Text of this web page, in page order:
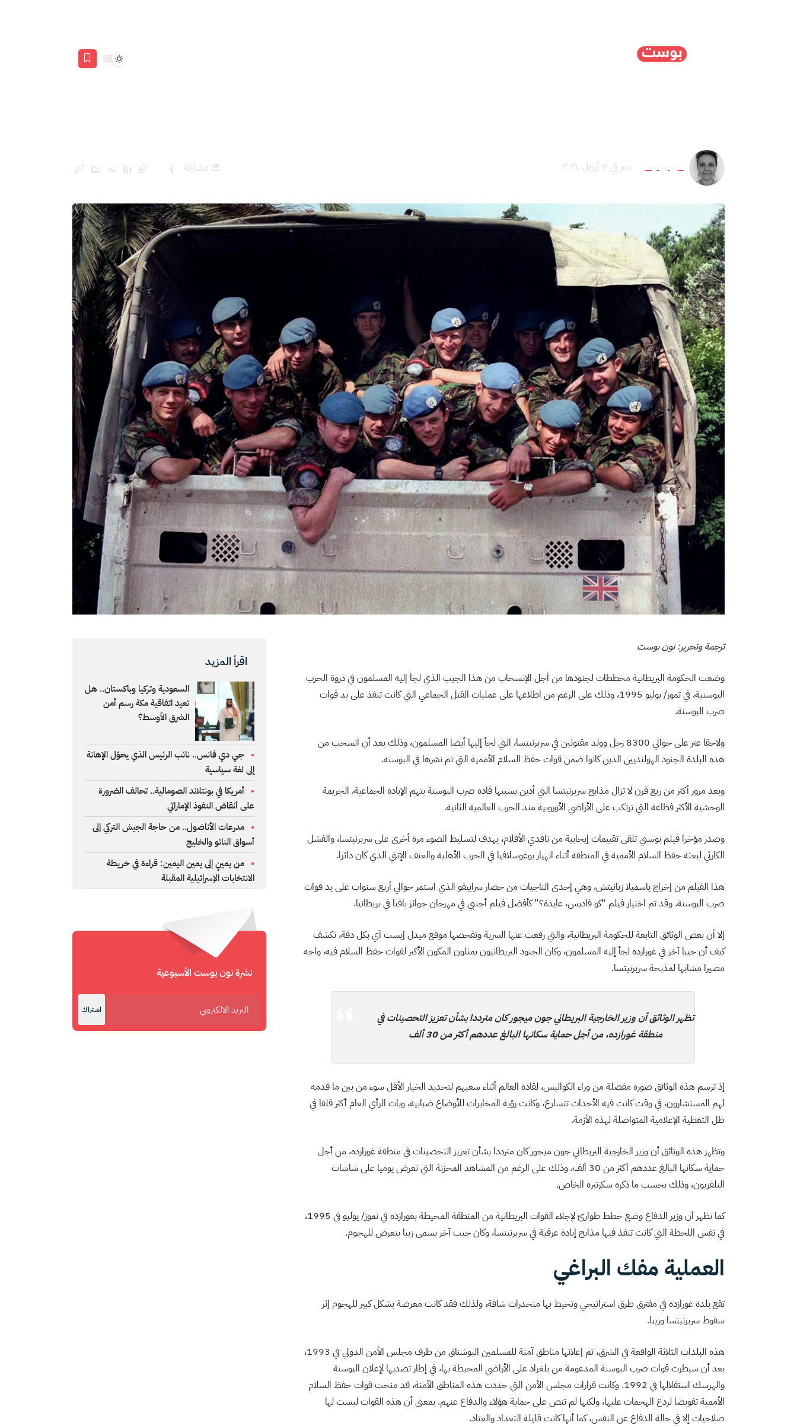
إيلفيرا يوكيتش نشر في ٣ أبريل ,٢٠٢١ مشاركة
ترجمة وتحرير: نون بوست
وضعت الحكومة البريطانية مخططات لجنودها من أجل الإنسحاب من هذا الجيب الذي لجأ إليه المسلمون في ذروة الحرب
البوسنية، في تموز/ يوليو 1995، وذلك على الرغم من اطلاعها على عمليات القتل الجماعي التي كانت تنفذ على يد قوات
صرب البوسنة.
ولاحقا عثر على حوالي 8300 رجل وولد مقتولين في سربرنيتسا، التي لجأ إليها أيضا المسلمون، وذلك بعد أن انسحب من
هذه البلدة الجنود الهولنديين الذين كانوا ضمن قوات حفظ السلام الأممية التي تم نشرها في البوسنة.
وبعد مرور أكثر من ربع قرن لا تزال مذابح سربرنيتسا التي أدين بسببها قادة صرب البوسنة بتهم الإبادة الجماعية، الجريمة
الوحشية الأكثر فظاعة التي ترتكب على الأراضي الأوروبية منذ الحرب العالمية الثانية.
وصدر مؤخرا فيلم بوسني تلقى تقييمات إيجابية من ناقدي الأفلام، يهدف لتسليط الضوء مرة أخرى على سربرنيتسا، والفشل
الكارثي لبعثة حفظ السلام الأممية في المنطقة أثناء انهيار يوغوسلافيا في الحرب الأهلية والعنف الإثني الذي كان دائرا.
هذا الفيلم من إخراج ياسميلا زبانيتش، وهي إحدى الناجيات من حصار سراييفو الذي استمر حوالي أربع سنوات على يد قوات
صرب البوسنة. وقد تم اختيار فيلم “كو فاديس، عايدة؟” كأفضل فيلم أجنبي في مهرجان جوائز بافتا في بريطانيا.
إلا أن بعض الوثائق التابعة للحكومة البريطانية، والتي رفعت عنها السرية وتفحصها موقع ميدل إيست آي بكل دقة، تكشف
كيف أن جيبا آخر في غورازده لجأ إليه المسلمون، وكان الجنود البريطانيون يمثلون المكون الأكبر لقوات حفظ السلام فيه، واجه
مصيرا مشابها لمذبحة سربرنيتسا.
تظهر الوثائق أن وزير الخارجية البريطاني جون ميجور كان مترددا بشأن تعزيز التحصينات في
منطقة غورازده، من أجل حماية سكانها البالغ عددهم أكثر من 30 ألف
إذ ترسم هذه الوثائق صورة مفصلة من وراء الكواليس، لقادة العالم أثناء سعيهم لتحديد الخيار الأقل سوء من بين ما قدمه
لهم المستشارون، في وقت كانت فيه الأحداث تتسارع، وكانت رؤية المخابرات للأوضاع ضبابية، وبات الرأي العام أكثر قلقا في
ظل التغطية الإعلامية المتواصلة لهذه الأزمة.
وتظهر هذه الوثائق أن وزير الخارجية البريطاني جون ميجور كان مترددا بشأن تعزيز التحصينات في منطقة غورازده، من أجل
حماية سكانها البالغ عددهم أكثر من 30 ألف، وذلك على الرغم من المشاهد المحزنة التي تعرض يوميا على شاشات
التلفزيون، وذلك بحسب ما ذكره سكرتيره الخاص.
كما تظهر أن وزير الدفاع وضع خطط طوارئ لإجلاء القوات البريطانية من المنطقة المحيطة بغورازده في تموز/ يوليو في 1995،
في نفس اللحظة التي كانت تنفذ فيها مذابح إبادة عرقية في سربرنيتسا، وكان جيب آخر يسمى زيبا يتعرض للهجوم.
العملية مفك البراغي
تقع بلدة غورازده في مفترق طرق استراتيجي وتحيط بها منحدرات شاقة، ولذلك فقد كانت معرضة بشكل كبير للهجوم إثر
سقوط سربرنيتسا وزيبا.
هذه البلدات الثلاثة الواقعة في الشرق، تم إعلانها مناطق آمنة للمسلمين البوشناق من طرف مجلس الأمن الدولي في 1993،
بعد أن سيطرت قوات صرب البوسنة المدعومة من بلغراد على الأراضي المحيطة بها، في إطار تصديها لإعلان البوسنة
والهرسك استقلالها في 1992. وكانت قرارات مجلس الأمن التي حددت هذه المناطق الآمنة، قد منحت قوات حفظ السلام
الأممية تفويضا لردع الهجمات عليها، ولكنها لم تنص على حماية هؤلاء والدفاع عنهم. بمعنى أن هذه القوات ليست لها
صلاحيات إلا في حالة الدفاع عن النفس، كما أنها كانت قليلة التعداد والعتاد.
اقرأ المزيد
السعودية وتركيا وباكستان.. هل
تعيد اتفاقية مكة رسم أمن
الشرق الأوسط؟
جي دي فانس.. نائب الرئيس الذي يحوّل الإهانة
إلى لغة سياسية
أمريكا في بونتلاند الصومالية.. تحالف الضرورة
على أنقاض النفوذ الإماراتي
مدرعات الأناضول.. من حاجة الجيش التركي إلى
أسواق الناتو والخليج
من يمينٍ إلى يمين اليمين: قراءة في خريطة
الانتخابات الإسرائيلية المقبلة
نشرة نون بوست الأسبوعية
اشتراك